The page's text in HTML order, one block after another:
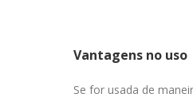
Vantagens no uso
Se for usada de